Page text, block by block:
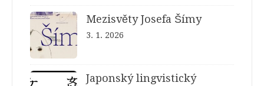
Mezisvěty Josefa Šímy
3. 1. 2026
Japonský lingvistický